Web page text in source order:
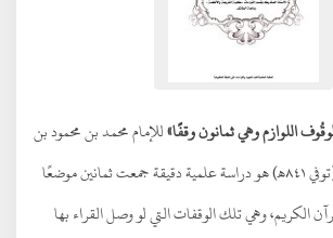
اللوازم وهي ثمانون وقفًا»للإمام محمد بن محمود بن
محمد الحافظ البخاري (توفي ٨٤١هـ) هو دراسة علمية دقيقة جمعت ثمانين موضعًا
الكريم، وهي تلك الوقفات التي لو وصل القراء بها